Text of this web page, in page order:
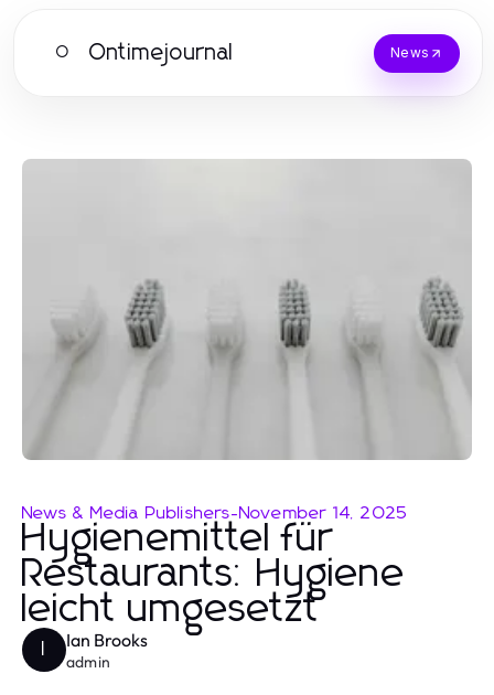
O Ontimejournal News
News & Media Publishers-November 14, 2025
Hygienemittel für
Restaurants: Hygiene
leicht umgesetzt
Ian Brooks
admin